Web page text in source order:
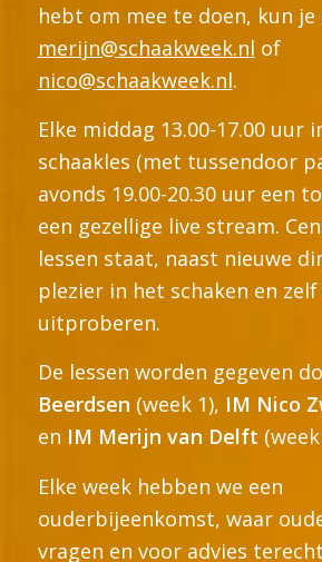
hebt om mee te doen, kun je
merijn@schaakweek.nl of
nico@schaakweek.nl.
Elke middag 13.00-17.00 uur
schaakles (met tussendoor
avonds 19.00-20.30 uur een
een gezellige live stream.
lessen staat, naast nieuwe
plezier in het schaken en
uitproberen.
De lessen worden gegeven
Beerdsen (week 1), IM Nico
en IM Merijn van Delft
Elke week hebben we een
ouderbijeenkomst, waar
vragen en voor advies